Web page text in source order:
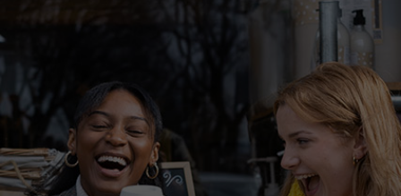
Для вас
Для бизнеса
Для всего мира